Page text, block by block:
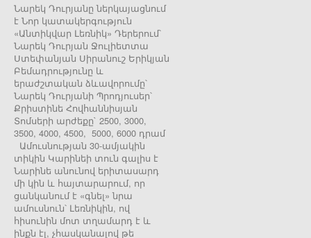
Նարեկ Դուրյանը ներկայացնում
է Նոր կատակերգություն
«Անտիկվար Լեռնիկ» Դերերում՝
Նարեկ Դուրյան Ջուլիետտա
Ստեփանյան Սիրանուշ Երիկյան
Բեմադրությունը և
երաժշտական ձևավորումը՝
Նարեկ Դուրյանի Պրոդյուսեր՝
Քրիստինե Հովհաննիսյան
Տոմսերի արժեքը` 2500, 3000,
3500, 4000, 4500, 5000, 6000 դրամ
Ամուսնության 30-ամյակին
տիկին Կարինեի տուն գալիս է
Նարինե անունով երիտասարդ
մի կին և հայտարարում, որ
ցանկանում է «գնել» նրա
ամուսնուն՝ Լեռնիկին, ով
հիսունին մոտ տղամարդ է և
ինքն էլ, չհասկանալով թե